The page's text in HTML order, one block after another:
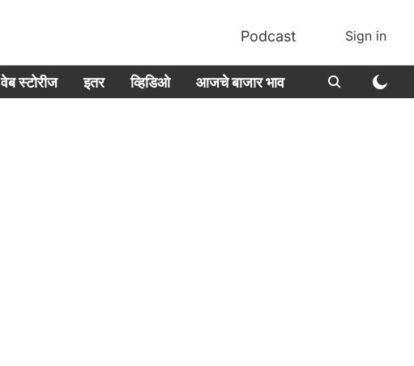
Podcast Sign in
वेब स्टोरीज इतर व्हिडिओ आजचे बाजार भाव